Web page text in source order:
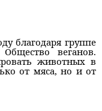
благодаря группе
веганов.
животных в
от мяса, но и от